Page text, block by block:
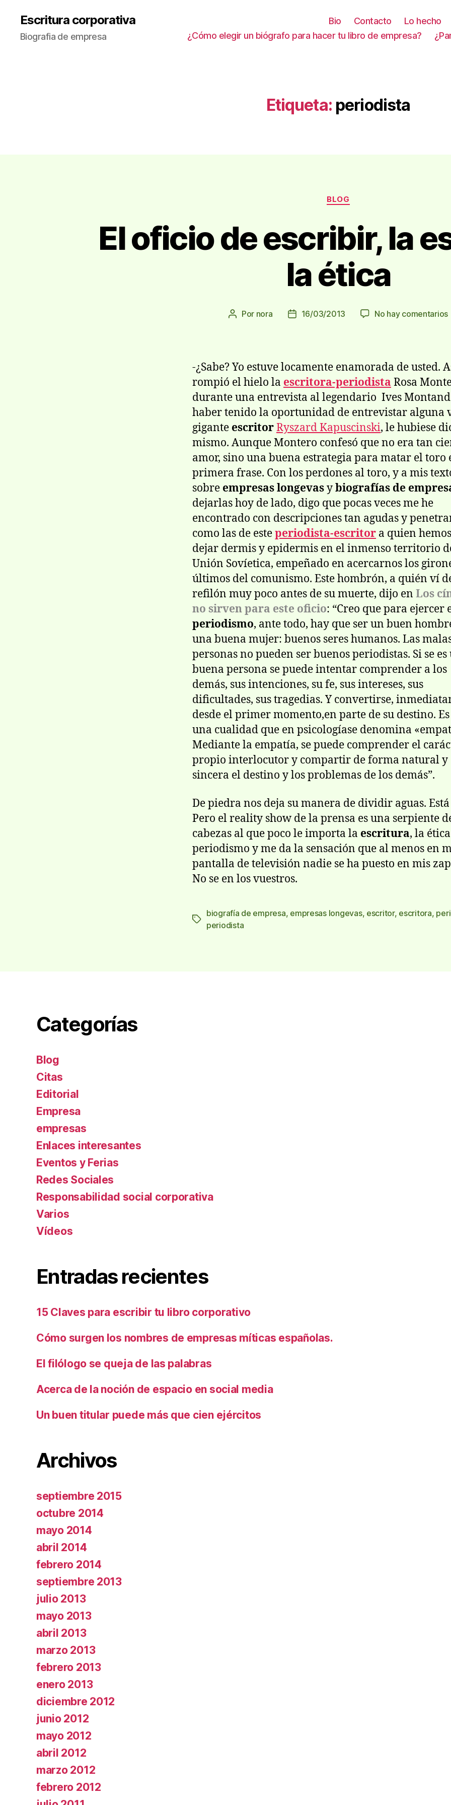
Escritura corporativa
Biografia de empresa
Bio Contacto Lo hecho
¿Cómo elegir un biógrafo para hacer tu libro de empresa?
Etiqueta: periodista
Categorías
BLOG
El oficio de escribir, la
la ética
Autor
Por nora
Fecha16/03/2013 No hay comentarios
-¿Sabe? Yo estuve locamente enamorada de usted.
rompió el hielo la escritora-periodista Rosa
durante una entrevista al legendario Ives
haber tenido la oportunidad de entrevistar alguna
gigante escritorRyszard Kapuscinski, le hubiese
mismo. Aunque Montero confesó que no era tan
amor, sino una buena estrategia para matar el toro
primera frase. Con los perdones al toro, y a mis
sobre empresaslongevasybiografías de
dejarlas hoy de lado, digo que pocas veces me he
encontrado con descripciones tan agudas y
como las de esteperiodista-escritor a quien
dejar dermis y epidermis en el inmenso territorio
Unión Sovíetica, empeñado en acercarnos los
últimos del comunismo. Este hombrón, a quién ví
refilón muy poco antes de su muerte, dijo en Los
no sirven para este oficio: “Creo que para ejercer
periodismo, ante todo, hay que ser un buen
una buena mujer: buenos seres humanos. Las
personas no pueden ser buenos periodistas. Si se es
buena persona se puede intentar comprender a los
demás, sus intenciones, su fe, sus intereses, sus
dificultades, sus tragedias. Y convertirse,
desde el primer momento,en parte de su destino. Es
una cualidad que en psicologíase denomina
Mediante la empatía, se puede comprender el
propio interlocutor y compartir de forma natural y
sincera el destino y los problemas de los demás”.
De piedra nos deja su manera de dividir aguas.
Pero el reality show de la prensa es una serpiente
cabezas al que poco le importa la escritura, la
periodismo y me da la sensación que al menos en
pantalla de televisión nadie se ha puesto en mis
No se en los vuestros.
Etiquetas
biografía de empresa, empresas longevas, escritor, escritora,
periodista
Categorías
Blog
Citas
Editorial
Empresa
empresas
Enlaces interesantes
Eventos y Ferias
Redes Sociales
Responsabilidad social corporativa
Varios
Ví­deos
Entradas recientes
15 Claves para escribir tu libro corporativo
Cómo surgen los nombres de empresas míticas españolas.
El filólogo se queja de las palabras
Acerca de la noción de espacio en social media
Un buen titular puede más que cien ejércitos
Archivos
septiembre 2015
octubre 2014
mayo 2014
abril 2014
febrero 2014
septiembre 2013
julio 2013
mayo 2013
abril 2013
marzo 2013
febrero 2013
enero 2013
diciembre 2012
junio 2012
mayo 2012
abril 2012
marzo 2012
febrero 2012